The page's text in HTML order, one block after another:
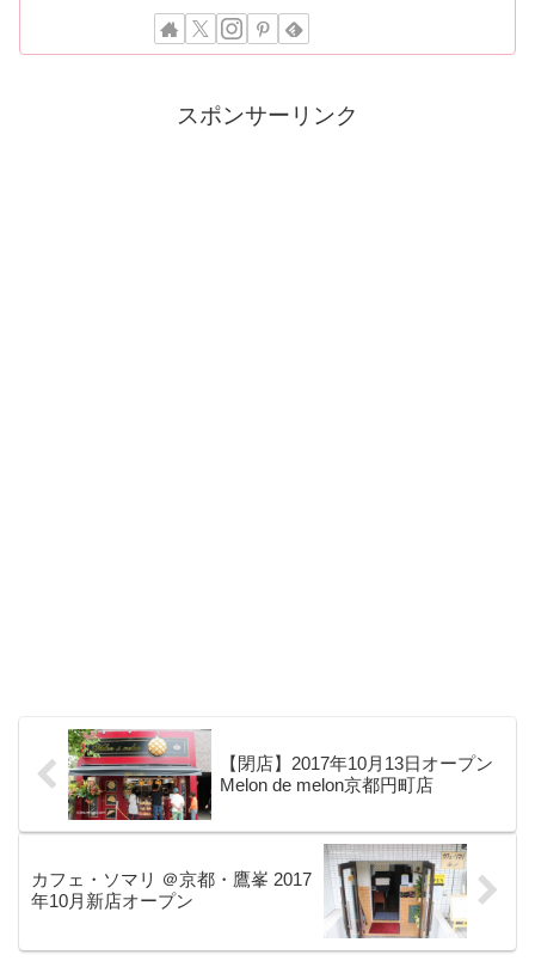
スポンサーリンク
【閉店】2017年10月13日オープン
Melon de melon京都円町店
カフェ・ソマリ ＠京都・鷹峯 2017
年10月新店オープン